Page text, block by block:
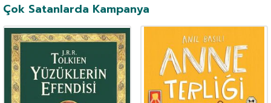
Çok Satanlarda Kampanya